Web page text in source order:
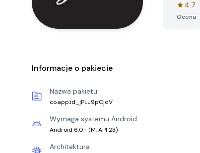
4.7
Ocena
Informacje o pakiecie
Nazwa pakietu
co.app.id_jPLu9pCjdV
Wymaga systemu Android
Android 6.0+ (M, API 23)
Architektura